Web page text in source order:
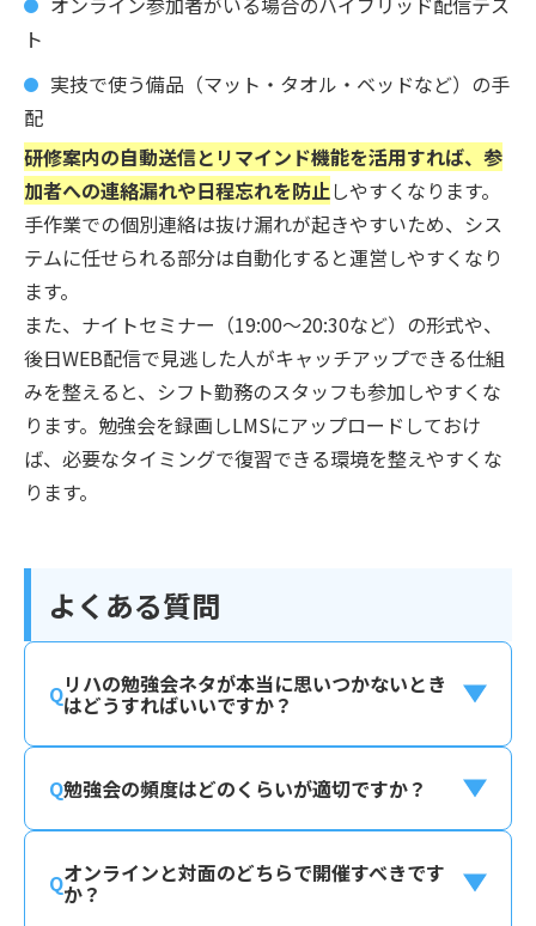
ト
実技で使う備品（マット・タオル・ベッドなど）の手
配
研修案内の自動送信とリマインド機能を活用すれば、参
加者への連絡漏れや日程忘れを防止しやすくなります。
手作業での個別連絡は抜け漏れが起きやすいため、シス
テムに任せられる部分は自動化すると運営しやすくなり
ます。
また、ナイトセミナー（19:00〜20:30など）の形式や、
後日WEB配信で見逃した人がキャッチアップできる仕組
みを整えると、シフト勤務のスタッフも参加しやすくな
ります。勉強会を録画しLMSにアップロードしておけ
ば、必要なタイミングで復習できる環境を整えやすくな
ります。
よくある質問
リハの勉強会ネタが本当に思いつかないとき
はどうすればいいですか？
勉強会の頻度はどのくらいが適切ですか？
オンラインと対面のどちらで開催すべきです
か？